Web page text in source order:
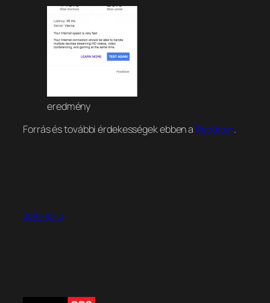
eredmény
Forrás és további érdekességek ebben a Redditen.
2016-10-10